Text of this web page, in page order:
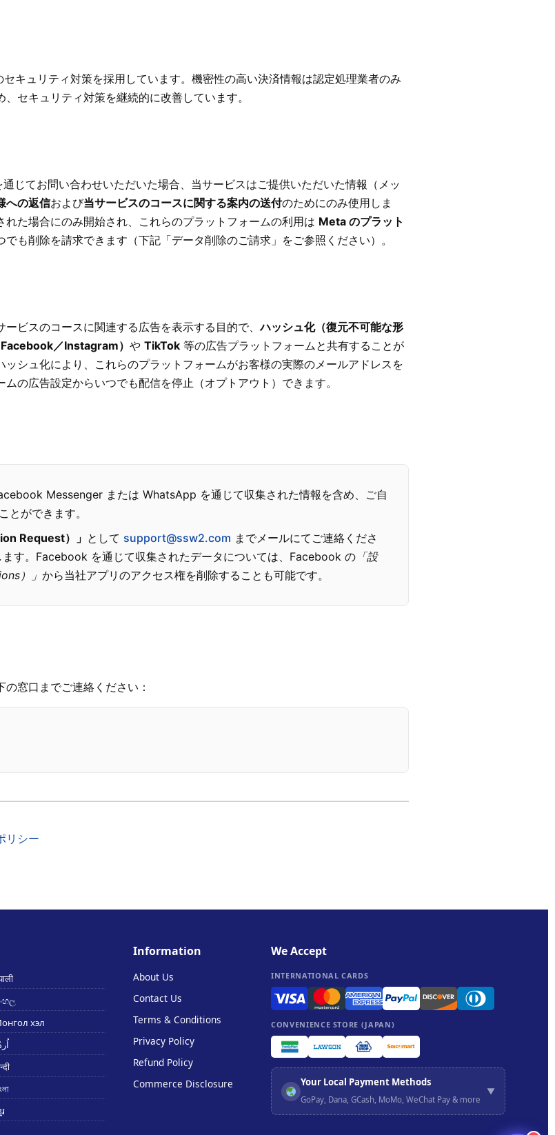
キュリティ対策を採用しています。機密性の高い決済情報は認定処理業者のみ
セキュリティ対策を継続的に改善しています。
通じてお問い合わせいただいた場合、当サービスはご提供いただいた情報（メッ
への返信および当サービスのコースに関する案内の送付のためにのみ使用しま
た場合にのみ開始され、これらのプラットフォームの利用は Meta のプラット
も削除を請求できます（下記「データ削除のご請求」をご参照ください）。
ビスのコースに関連する広告を表示する目的で、ハッシュ化（復元不可能な形
／Instagram） や TikTok 等の広告プラットフォームと共有することが
シュ化により、これらのプラットフォームがお客様の実際のメールアドレスを
の広告設定からいつでも配信を停止（オプトアウト）できます。
Messenger または WhatsApp を通じて収集された情報を含め、ご自
とができます。
Request）」 として support@ssw2.com までメールにてご連絡くださ
ます。Facebook を通じて収集されたデータについては、Facebook の 「設
）」 から当社アプリのアクセス権を削除することも可能です。
窓口までご連絡ください：
リシー
хэл
Information
About Us
Contact Us
Terms & Conditions
Privacy Policy
Refund Policy
Commerce Disclosure
We Accept
INTERNATIONAL CARDS
CONVENIENCE STORE (JAPAN)
Your Local Payment Methods
GoPay, Dana, GCash, MoMo, WeChat Pay & more
▼